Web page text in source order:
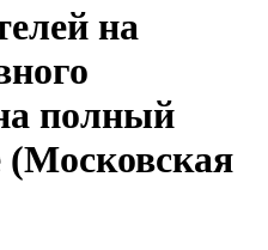
на
полный
(Московская